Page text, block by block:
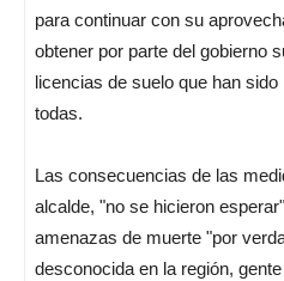
para continuar con su
obtener por parte del gobierno
licencias de suelo que han
todas.
Las consecuencias de las
alcalde, "no se hicieron
amenazas de muerte "por
desconocida en la región,